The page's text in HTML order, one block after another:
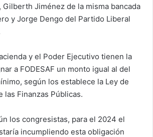
Gilberth Jiménez de la misma bancada
y Jorge Dengo del Partido Liberal
y el Poder Ejecutivo tienen la
a FODESAF un monto igual al del
según los establece la Ley de
las Finanzas Públicas.
los congresistas, para el 2024 el
incumpliendo esta obligación